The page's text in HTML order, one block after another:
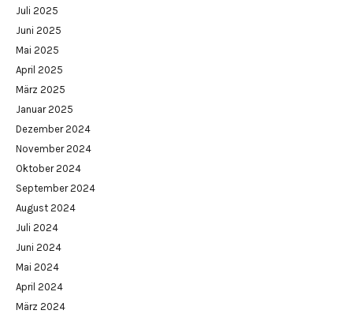
Juli 2025
Juni 2025
Mai 2025
April 2025
März 2025
Januar 2025
Dezember 2024
November 2024
Oktober 2024
September 2024
August 2024
Juli 2024
Juni 2024
Mai 2024
April 2024
März 2024